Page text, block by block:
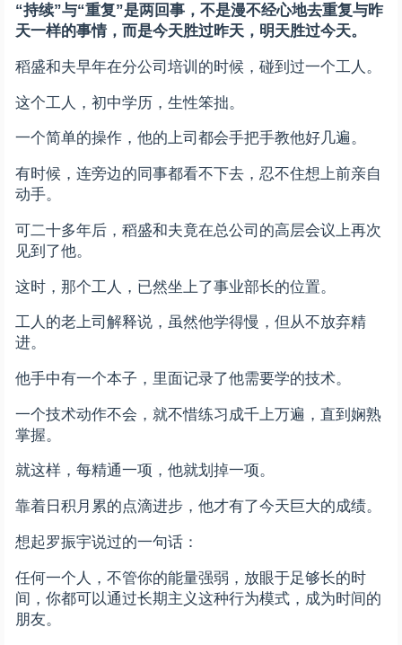
“持续”与“重复”是两回事，不是漫不经心地去重复与昨
天一样的事情，而是今天胜过昨天，明天胜过今天。
稻盛和夫早年在分公司培训的时候，碰到过一个工人。
这个工人，初中学历，生性笨拙。
一个简单的操作，他的上司都会手把手教他好几遍。
有时候，连旁边的同事都看不下去，忍不住想上前亲自
动手。
可二十多年后，稻盛和夫竟在总公司的高层会议上再次
见到了他。
这时，那个工人，已然坐上了事业部长的位置。
工人的老上司解释说，虽然他学得慢，但从不放弃精
进。
他手中有一个本子，里面记录了他需要学的技术。
一个技术动作不会，就不惜练习成千上万遍，直到娴熟
掌握。
就这样，每精通一项，他就划掉一项。
靠着日积月累的点滴进步，他才有了今天巨大的成绩。
想起罗振宇说过的一句话：
任何一个人，不管你的能量强弱，放眼于足够长的时
间，你都可以通过长期主义这种行为模式，成为时间的
朋友。